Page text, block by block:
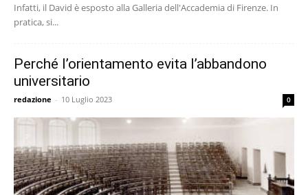
Infatti, il David è esposto alla Galleria dell'Accademia di Firenze. In
pratica, si...
Perché l’orientamento evita l’abbandono
universitario
redazione - 10 Luglio 2023 0